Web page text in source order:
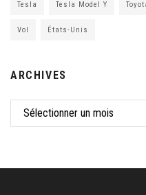
Tesla Tesla Model Y
Vol États-Unis
ARCHIVES